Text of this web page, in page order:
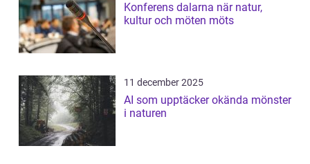
Konferens dalarna när natur,
kultur och möten möts
11 december 2025
AI som upptäcker okända mönster
i naturen